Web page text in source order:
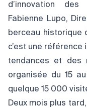
d’innovation
Fabienne Lupo,
berceau historique
c’est une
tendances et des
organisée du 15
quelque 15 000
Deux mois plus